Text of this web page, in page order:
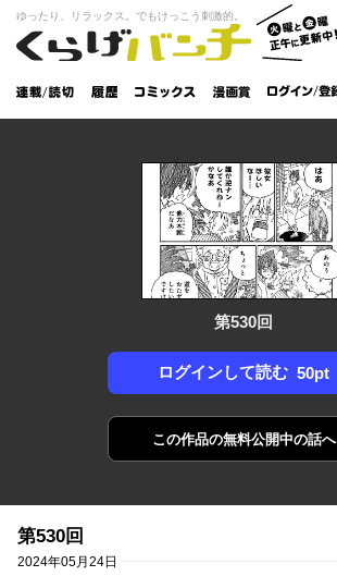
くらげバンチ
火曜と
金曜正
午に更
新中！
ゆったり、リラックス。でもけっこう刺激的。
連載/読
切
履
歴
コミック
漫画
賞
ログイン /
登録
第530回
ログインして読む 50pt
この作品の無料公開中の話へ
第530回
2024年05月24日